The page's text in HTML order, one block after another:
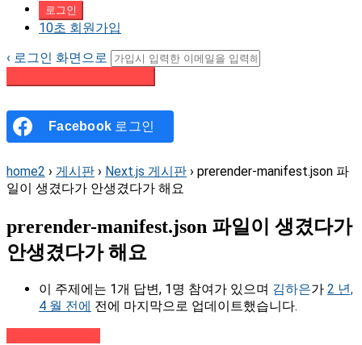
10초 회원가입
‹ 로그인 화면으로
Facebook 로그인
home2 › 게시판 › Next.js 게시판 › prerender-manifest.json 파
일이 생겼다가 안생겼다가 해요
prerender-manifest.json 파일이 생겼다가
안생겼다가 해요
이 주제에는 1개 답변, 1명 참여가 있으며 김하은가 2 년,
4 월 전에 전에 마지막으로 업데이트했습니다.